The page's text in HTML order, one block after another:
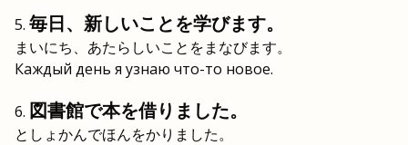
毎日、新しいことを学びます。
まいにち、あたらしいことをまなびます。
Каждый день я узнаю что-то новое.
図書館で本を借りました。
としょかんでほんをかりました。